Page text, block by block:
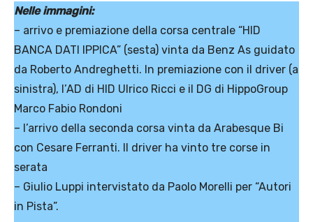
Nelle immagini:
– arrivo e premiazione della corsa centrale “HID
BANCA DATI IPPICA” (sesta) vinta da Benz As guidato
da Roberto Andreghetti. In premiazione con il driver (a
sinistra), l’AD di HID Ulrico Ricci e il DG di HippoGroup
Marco Fabio Rondoni
– l’arrivo della seconda corsa vinta da Arabesque Bi
con Cesare Ferranti. Il driver ha vinto tre corse in
serata
– Giulio Luppi intervistato da Paolo Morelli per “Autori
in Pista”.